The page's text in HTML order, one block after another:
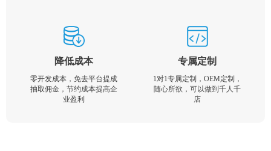
降低成本
零开发成本，免去平台提成
抽取佣金，节约成本提高企
业盈利
专属定制
1对1专属定制，OEM定制，
随心所欲，可以做到千人千
店